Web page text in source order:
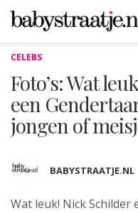
CELEBS
Foto’s: Wat
een
jongen of
BABYSTRAATJE.NL
Wat leuk! Nick Schilder